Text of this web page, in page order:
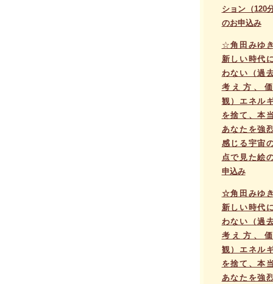
ション（120
のお申込み
☆角田みゆ
新しい時代
わない（過
考え方、
観）エネル
を捨て、本
あなたを強
感じる宇宙
点で見た絵
申込み
☆角田みゆ
新しい時代
わない（過
考え方、
観）エネル
を捨て、本
あなたを強